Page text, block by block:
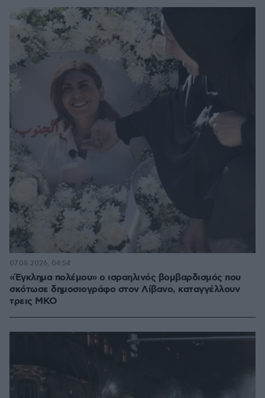
«Έγκλημα πολέμου» ο ισραηλινός βομβαρδισμός που
σκότωσε δημοσιογράφο στον Λίβανο, καταγγέλλουν
τρεις ΜΚΟ
07.08.2026, 04:54